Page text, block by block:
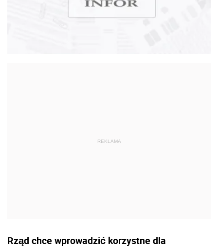
Rząd chce wprowadzić korzystne dla